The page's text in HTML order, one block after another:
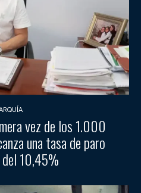
vez de los 1.000
una tasa de paro
10,45%